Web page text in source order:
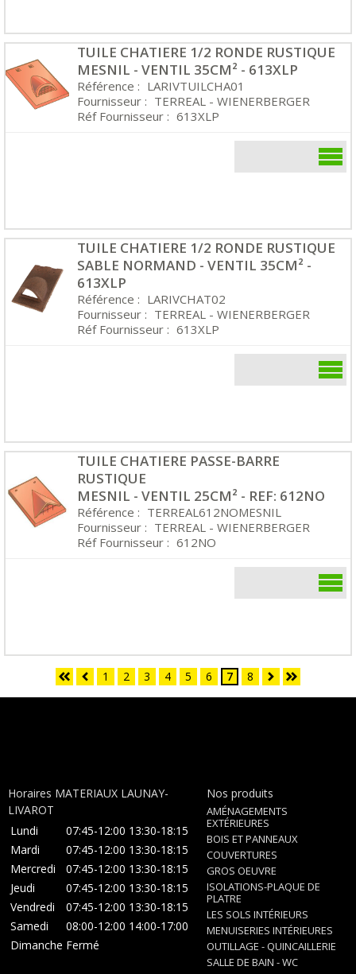
TUILE CHATIERE 1/2 RONDE RUSTIQUE
MESNIL - VENTIL 35CM² - 613XLP
Référence : LARIVTUILCHA01
Fournisseur : TERREAL - WIENERBERGER
Réf Fournisseur : 613XLP
TUILE CHATIERE 1/2 RONDE RUSTIQUE
SABLE NORMAND - VENTIL 35CM² -
613XLP
Référence : LARIVCHAT02
Fournisseur : TERREAL - WIENERBERGER
Réf Fournisseur : 613XLP
TUILE CHATIERE PASSE-BARRE
RUSTIQUE
MESNIL - VENTIL 25CM² - REF: 612NO
Référence : TERREAL612NOMESNIL
Fournisseur : TERREAL - WIENERBERGER
Réf Fournisseur : 612NO
1 2 3 4 5 6 7 8
Horaires MATERIAUX LAUNAY-
LIVAROT
Lundi
07:45-12:00 13:30-18:15
Mardi
07:45-12:00 13:30-18:15
Mercredi
07:45-12:00 13:30-18:15
Jeudi
07:45-12:00 13:30-18:15
Vendredi
07:45-12:00 13:30-18:15
Samedi
08:00-12:00 14:00-17:00
Dimanche Fermé
Nos produits
AMÉNAGEMENTS
EXTÉRIEURES
BOIS ET PANNEAUX
COUVERTURES
GROS OEUVRE
ISOLATIONS-PLAQUE DE
PLATRE
LES SOLS INTÉRIEURS
MENUISERIES INTÉRIEURES
OUTILLAGE - QUINCAILLERIE
SALLE DE BAIN - WC